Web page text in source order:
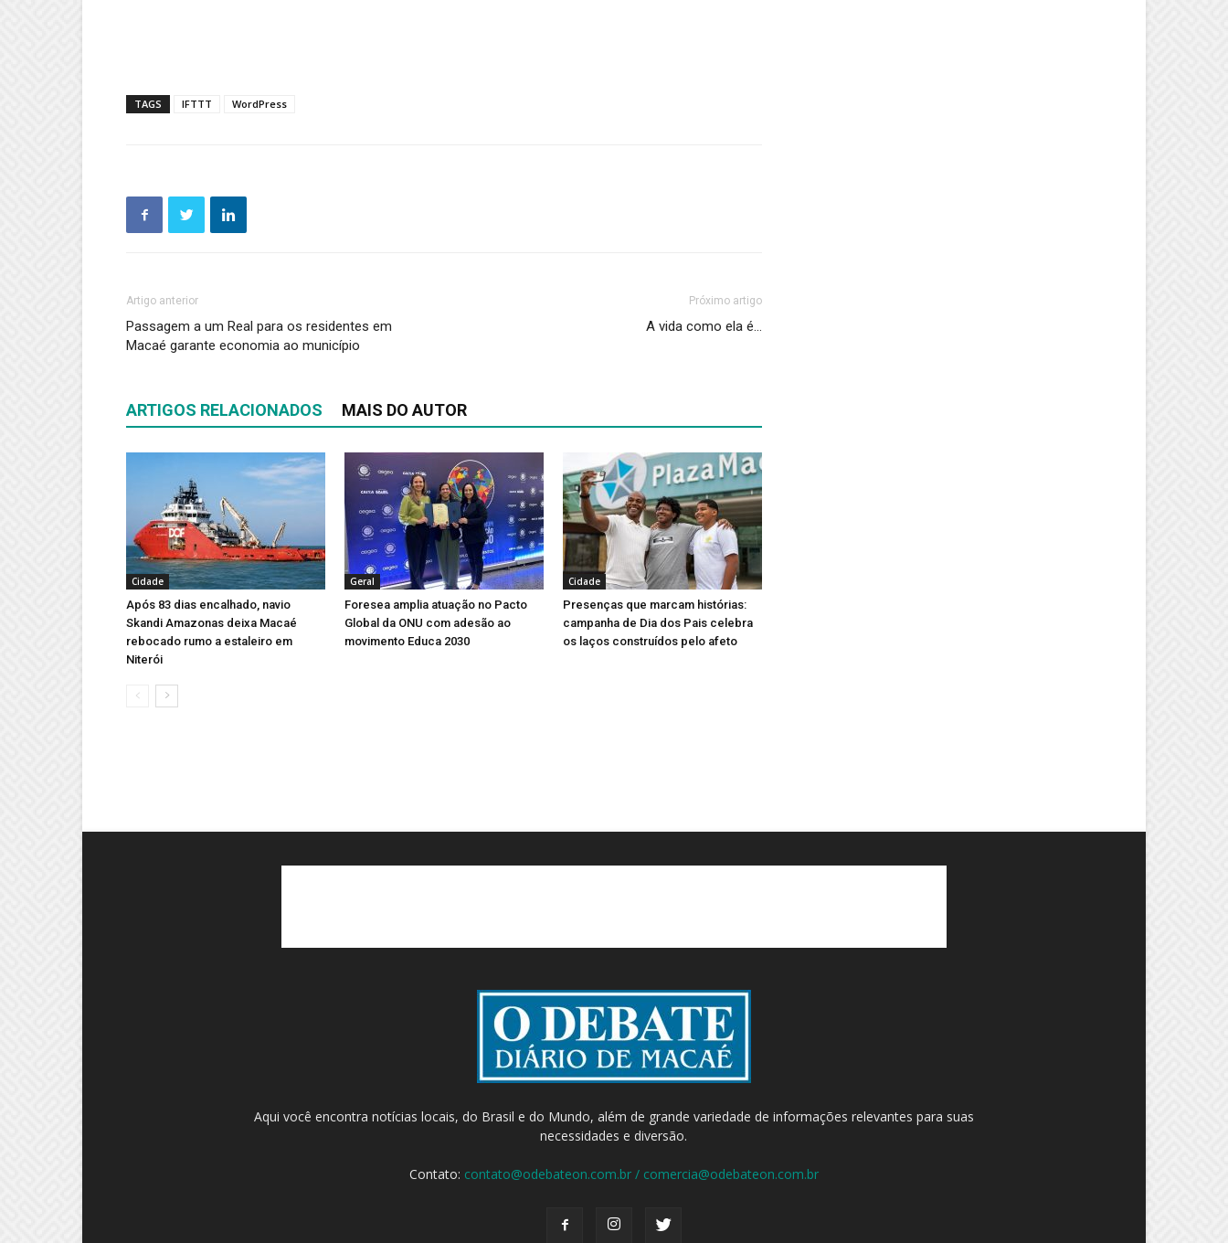
TAGS IFTTT WordPress
Artigo anterior
Passagem a um Real para os residentes em
Macaé garante economia ao município
Próximo artigo
A vida como ela é…
ARTIGOS RELACIONADOS MAIS DO AUTOR
Cidade
Após 83 dias encalhado, navio
Skandi Amazonas deixa Macaé
rebocado rumo a estaleiro em
Niterói
Geral
Foresea amplia atuação no Pacto
Global da ONU com adesão ao
movimento Educa 2030
Cidade
Presenças que marcam histórias:
campanha de Dia dos Pais celebra
os laços construídos pelo afeto
Aqui você encontra notícias locais, do Brasil e do Mundo, além de grande variedade de informações relevantes para suas
necessidades e diversão.
Contato: contato@odebateon.com.br / comercia@odebateon.com.br